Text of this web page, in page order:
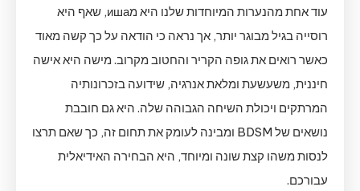
עוד אחת מהנערות המיוחדות שלנו היא מиша, שאף היא
רוסייה בגיל מבוגר יותר, אך נראה כי הודאה על כך קשה מאוד
כאשר רואים את גופה הקריר והחטוב מקרוב. מישה היא אישה
חיננית, משעשעת ומלאת אנרגיה, שידועה בזכרונותיה
המרתקים ויכולת השיחה הגבוהה שלה. היא גם חובבת
נושאים של BDSM ומבינה לעומק את תחום זה, כך שאם תרצו
לנסות משהו קצת שונה ומיוחד, היא הבחירה האידיאלית
עבורכם.